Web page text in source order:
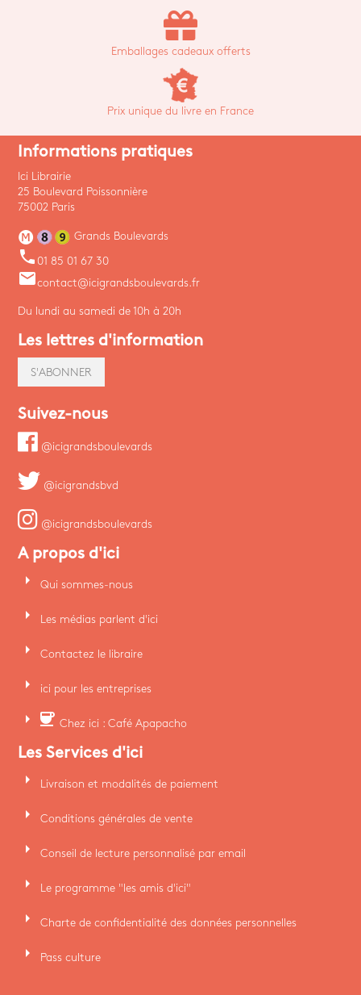
Emballages cadeaux offerts
Prix unique du livre en France
Informations pratiques
Ici Librairie
25 Boulevard Poissonnière
75002 Paris
Grands Boulevards
phone 01 85 01 67 30
emailcontact@icigrandsboulevards.fr
Du lundi au samedi de 10h à 20h
Les lettres d'information
S'ABONNER
Suivez-nous
@icigrandsboulevards
@icigrandsbvd
@icigrandsboulevards
A propos d'ici
arrow_right Qui sommes-nous
arrow_right Les médias parlent d'ici
arrow_right Contactez le libraire
arrow_right ici pour les entreprises
arrow_right coffee Chez ici : Café Apapacho
Les Services d'ici
arrow_right Livraison et modalités de paiement
arrow_right Conditions générales de vente
arrow_right Conseil de lecture personnalisé par email
arrow_right Le programme "les amis d'ici"
arrow_right Charte de confidentialité des données personnelles
arrow_right Pass culture